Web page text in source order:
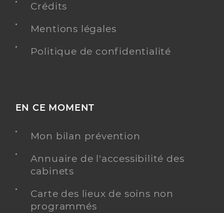
Crédits
Mentions légales
Politique de confidentialité
EN CE MOMENT
Mon bilan prévention
Annuaire de l'accessibilité des
cabinets
Carte des lieux de soins non
programmés